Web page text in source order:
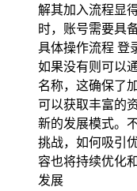
解其加入流程显
时，账号需要具
具体操作流程 登
如果没有则可以
名称，这确保了
可以获取丰富的
新的发展模式。
挑战，如何吸引
容也将持续优化
发展